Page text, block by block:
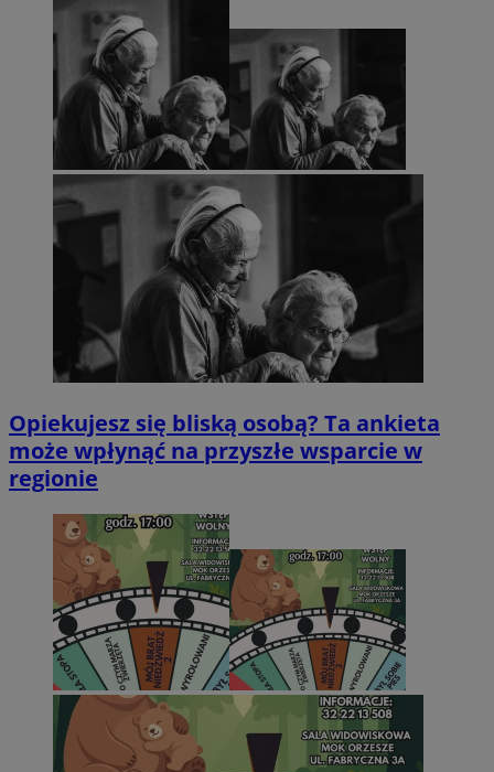
Opiekujesz się bliską osobą? Ta ankieta
może wpłynąć na przyszłe wsparcie w
regionie